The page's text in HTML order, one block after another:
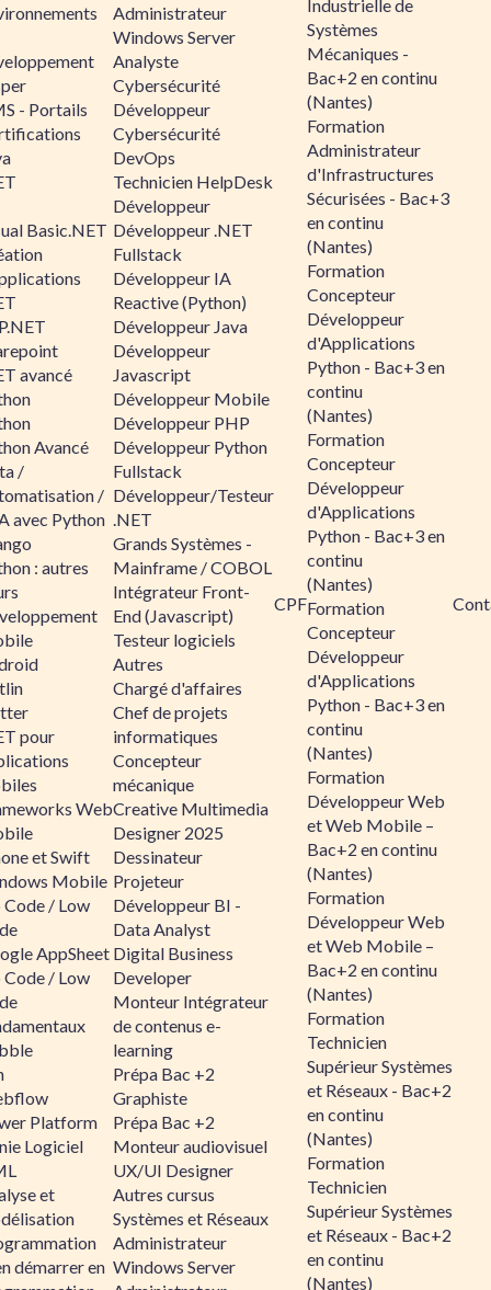
- Portails
Basic.NET
avancé
Avancé
/
/
avec Python
: autres
pour
Web
et Swift
Mobile
/ Low
AppSheet
/ Low
Platform
Logiciel
et
démarrer en
Administrateur
Windows Server
Analyste
Cybersécurité
Développeur
Cybersécurité
DevOps
Technicien HelpDesk
Développeur
Développeur .NET
Fullstack
Développeur IA
Reactive (Python)
Développeur Java
Développeur
Javascript
Développeur Mobile
Développeur PHP
Développeur Python
Fullstack
Développeur/Testeur
.NET
Grands Systèmes -
Mainframe / COBOL
Intégrateur Front-
End (Javascript)
Testeur logiciels
Autres
Chargé d'affaires
Chef de projets
informatiques
Concepteur
mécanique
Creative Multimedia
Designer 2025
Dessinateur
Projeteur
Développeur BI -
Data Analyst
Digital Business
Developer
Monteur Intégrateur
de contenus e-
learning
Prépa Bac +2
Graphiste
Prépa Bac +2
Monteur audiovisuel
UX/UI Designer
Autres cursus
Systèmes et Réseaux
Administrateur
Windows Server
CPF
Industrielle de
Systèmes
Mécaniques -
Bac+2 en continu
(Nantes)
Formation
Administrateur
d'Infrastructures
Sécurisées - Bac+3
en continu
(Nantes)
Formation
Concepteur
Développeur
d'Applications
Python - Bac+3 en
continu
(Nantes)
Formation
Concepteur
Développeur
d'Applications
Python - Bac+3 en
continu
(Nantes)
Formation
Concepteur
Développeur
d'Applications
Python - Bac+3 en
continu
(Nantes)
Formation
Développeur Web
et Web Mobile –
Bac+2 en continu
(Nantes)
Formation
Développeur Web
et Web Mobile –
Bac+2 en continu
(Nantes)
Formation
Technicien
Supérieur Systèmes
et Réseaux - Bac+2
en continu
(Nantes)
Formation
Technicien
Supérieur Systèmes
et Réseaux - Bac+2
en continu
(Nantes)